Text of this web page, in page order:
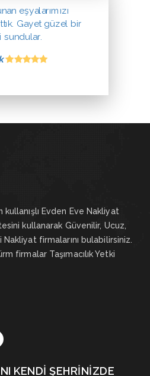
eşyalarımızı
Gayet güzel bir
sundular.
Evden Eve Nakliyat
kullanarak Güvenilir, Ucuz,
firmalarını bulabilirsiniz.
firmalar Taşımacılık Yetki
KENDI ŞEHRINIZDE